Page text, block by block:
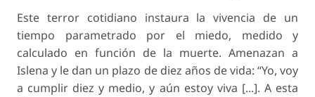
Este terror cotidiano instaura la vivencia de un
tiempo parametrado por el miedo, medido y
calculado en función de la muerte. Amenazan a
Islena y le dan un plazo de diez años de vida: “Yo, voy
a cumplir diez y medio, y aún estoy viva [...]. A esta